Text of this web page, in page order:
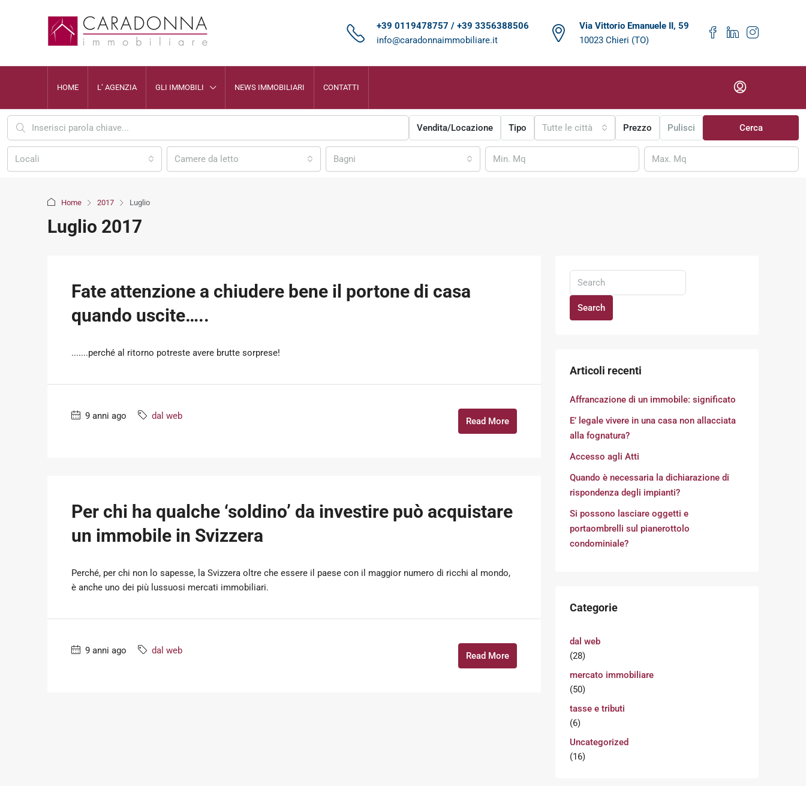
+39 0119478757 / +39 3356388506
info@caradonnaimmobiliare.it
Via Vittorio Emanuele II, 59
10023 Chieri (TO)
HOME L’ AGENZIA GLI IMMOBILI NEWS IMMOBILIARI CONTATTI
Vendita/Locazione Tipo Tutte le città Prezzo Pulisci Cerca
Locali Camere da letto Bagni
Home 2017 Luglio
Luglio 2017
Fate attenzione a chiudere bene il portone di casa
quando uscite…..
.......perché al ritorno potreste avere brutte sorprese!
9 anni ago dal web Read More
Per chi ha qualche ‘soldino’ da investire può acquistare
un immobile in Svizzera
Perché, per chi non lo sapesse, la Svizzera oltre che essere il paese con il maggior numero di ricchi al mondo,
è anche uno dei più lussuosi mercati immobiliari.
9 anni ago dal web Read More
Search
Articoli recenti
Affrancazione di un immobile: significato
E’ legale vivere in una casa non allacciata
alla fognatura?
Accesso agli Atti
Quando è necessaria la dichiarazione di
rispondenza degli impianti?
Si possono lasciare oggetti e
portaombrelli sul pianerottolo
condominiale?
Categorie
dal web
(28)
mercato immobiliare
(50)
tasse e tributi
(6)
Uncategorized
(16)